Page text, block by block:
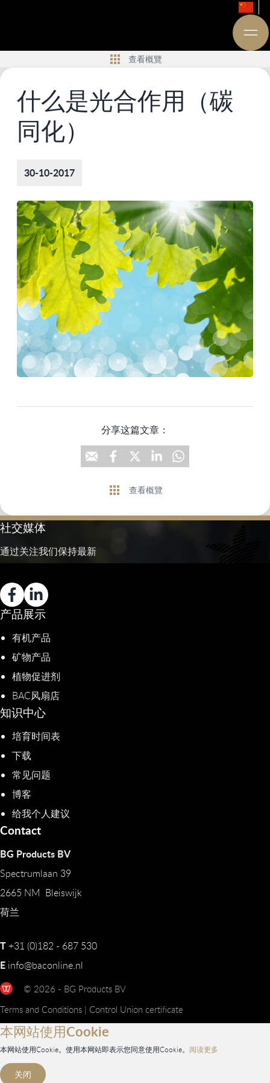
查看概覽
什么是光合作用（碳
同化）
30-10-2017
分享这篇文章：
查看概覽
社交媒体
通过关注我们保持最新
产品展示
有机产品
矿物产品
植物促进剂​
BAC风扇店
知识中心
培育时间表
下载
常见问题
博客
给我个人建议
Contact
BG Products BV
Spectrumlaan 39
2665 NM Bleiswijk
荷兰
T+31 (0)182 - 687 530
E info@baconline.nl
© 2026 - BG Products BV
Terms and Conditions | Control Union certificate
本网站使用Cookie
本网站使用Cookie。使用本网站即表示您同意使用Cookie。 阅读更多
关闭